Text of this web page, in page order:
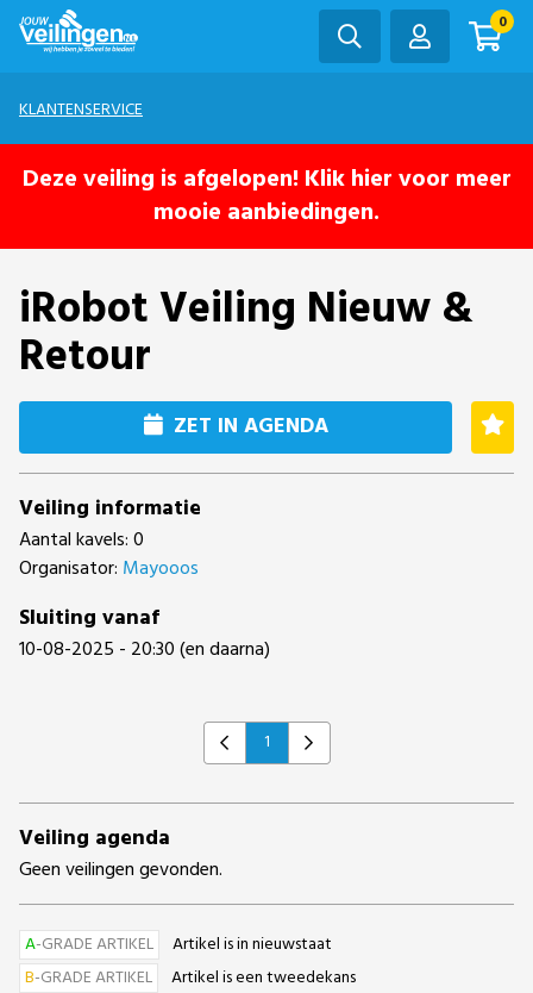
0
KLANTENSERVICE
Deze veiling is afgelopen! Klik hier voor meer
mooie aanbiedingen.
iRobot Veiling Nieuw &
Retour
ZET IN AGENDA
Veiling informatie
Aantal kavels: 0
Organisator: Mayooos
Sluiting vanaf
10-08-2025 - 20:30 (en daarna)
Previous
1 Next
Veiling agenda
Geen veilingen gevonden.
A-GRADE ARTIKEL
Artikel is in nieuwstaat
B-GRADE ARTIKEL
Artikel is een tweedekans